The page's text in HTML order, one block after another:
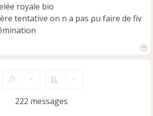
royale bio
tentative on n a pas pu faire de fiv
222 messages